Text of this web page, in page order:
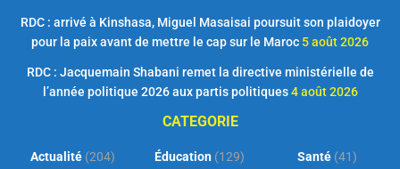
RDC : arrivé à Kinshasa, Miguel Masaisai poursuit son plaidoyer
pour la paix avant de mettre le cap sur le Maroc 5 août 2026
RDC : Jacquemain Shabani remet la directive ministérielle de
l’année politique 2026 aux partis politiques 4 août 2026
CATEGORIE
Actualité(204)
Éducation (129)
Santé (41)